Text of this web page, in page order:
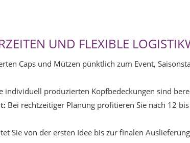
UND FLEXIBLE
Caps und Mützen pünktlich zum Event,
individuell produzierten Kopfbedeckungen sind
Bei rechtzeitiger Planung profitieren Sie nach 12
Sie von der ersten Idee bis zur finalen